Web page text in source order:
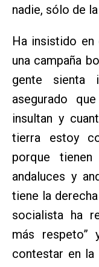
nadie, sólo de
Ha insistido en
una campaña
gente sienta
asegurado
insultan y
tierra estoy
porque
andaluces y
tiene la
socialista ha
más respeto”
contestar en